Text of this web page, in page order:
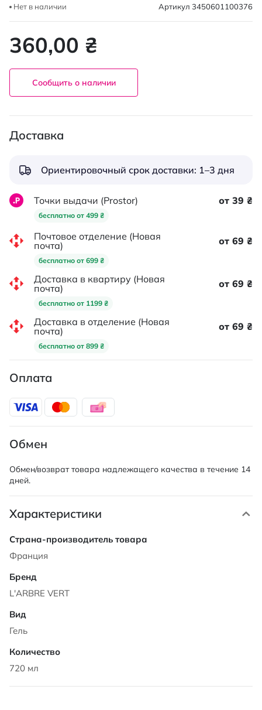
Нет в наличии Артикул 3450601100376
360,00 ₴
Сообщить о наличии
Доставка
Ориентировочный срок доставки: 1–3 дня
Точки выдачи (Prostor)
бесплатно от 499 ₴
от 39 ₴
Почтовое отделение (Новая
почта)
бесплатно от 699 ₴
от 69 ₴
Доставка в квартиру (Новая
почта)
бесплатно от 1199 ₴
от 69 ₴
Доставка в отделение (Новая
почта)
бесплатно от 899 ₴
от 69 ₴
Оплата
Обмен
Обмен/возврат товара надлежащего качества в течение 14
дней.
Характеристики
Характеристики
Франция
L'ARBRE VERT
Гель
720 мл